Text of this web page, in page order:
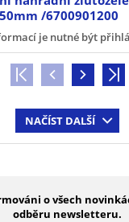
/6700901200
je nutné být
NAČÍST DALŠÍ
o všech
odběru newsletteru.